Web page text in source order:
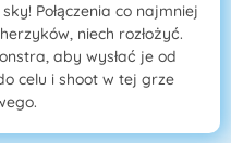
Połączenia co najmniej
niech rozłożyć.
aby wysłać je od
celu i shoot w tej grze